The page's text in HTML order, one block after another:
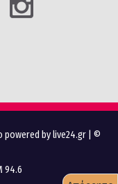
powered by live24.gr | ©
94.6